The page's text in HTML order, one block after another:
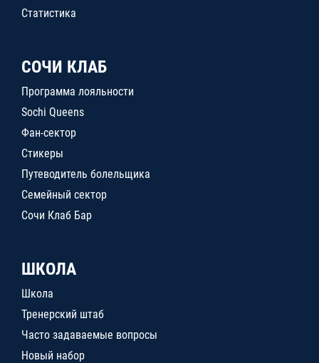
Статистика
СОЧИ КЛАБ
Программа лояльности
Sochi Queens
Фан-сектор
Стикеры
Путеводитель болельщика
Семейный сектор
Сочи Клаб Бар
ШКОЛА
Школа
Тренерский штаб
Часто задаваемые вопросы
Новый набор